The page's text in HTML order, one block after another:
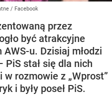
/ Facebook
przez
być atrakcyjne
u. Dzisiaj młodzi
PiS stał się dla nich
rozmowie z „Wprost”
i były poseł PiS.